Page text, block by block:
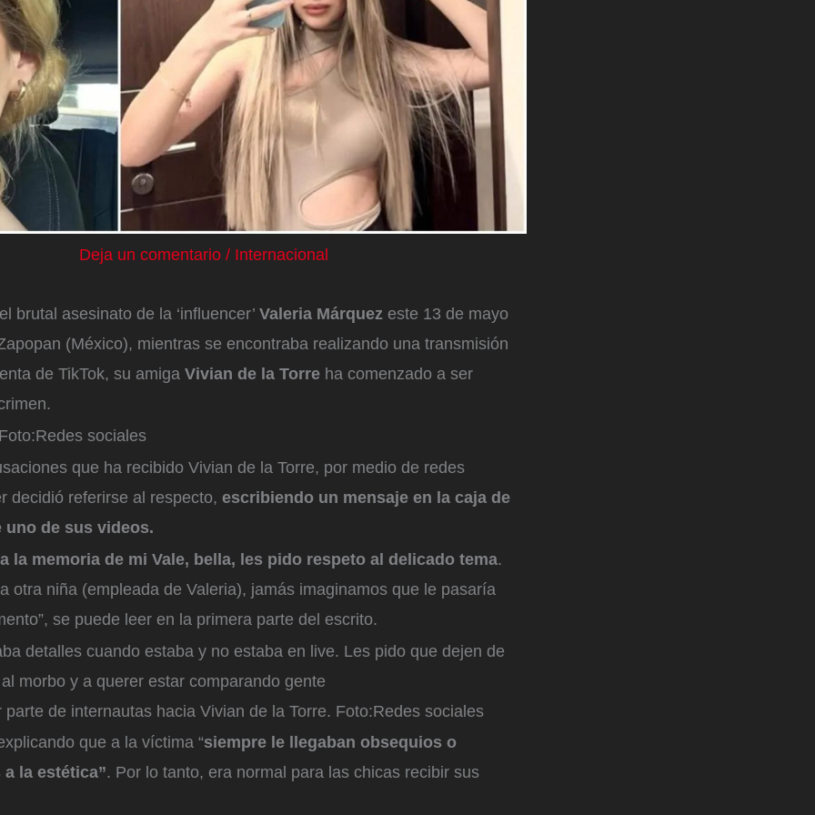
Deja un comentario / Internacional
brutal asesinato de la ‘influencer’ Valeria Márquez este 13 de mayo
(México), mientras se encontraba realizando una transmisión
de TikTok, su amiga Vivian de la Torre ha comenzado a ser
Redes sociales
que ha recibido Vivian de la Torre, por medio de redes
decidió referirse al respecto, escribiendo un mensaje en la caja de
uno de sus videos.
la memoria de mi Vale, bella, les pido respeto al delicado tema.
otra niña (empleada de Valeria), jamás imaginamos que le pasaría
se puede leer en la primera parte del escrito.
detalles cuando estaba y no estaba en live. Les pido que dejen de
morbo y a querer estar comparando gente
de internautas hacia Vivian de la Torre. Foto:Redes sociales
que a la víctima “siempre le llegaban obsequios o
la estética”. Por lo tanto, era normal para las chicas recibir sus